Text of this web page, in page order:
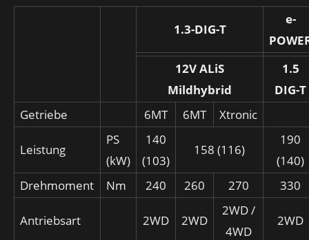
1.3-DIG-T
e-
12V ALiS
Mildhybrid
1.5
DIG-T
Getriebe
6MT 6MT Xtronic
Leistung
PS
(kW)
140
(103)
158 (116)
190
(140)
Drehmoment
Nm 240 260 270 330
Antriebsart 2WD 2WD
2WD /
4WD
2WD